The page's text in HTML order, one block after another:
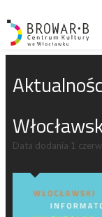
Data dodania 1